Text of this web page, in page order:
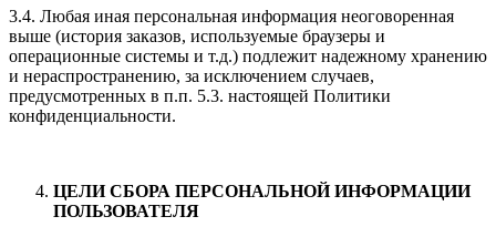
3.4. Любая иная персональная информация неоговоренная
выше (история заказов, используемые браузеры и
операционные системы и т.д.) подлежит надежному хранению
и нераспространению, за исключением случаев,
предусмотренных в п.п. 5.3. настоящей Политики
конфиденциальности.
ЦЕЛИ СБОРА ПЕРСОНАЛЬНОЙ ИНФОРМАЦИИ
ПОЛЬЗОВАТЕЛЯ